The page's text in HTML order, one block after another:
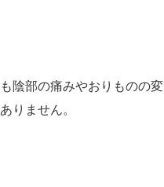
陰部の痛みやおりものの変
りません。